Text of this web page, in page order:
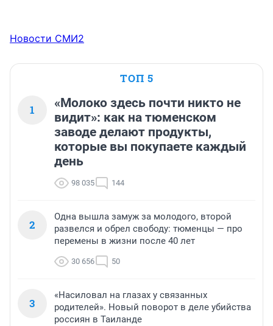
Новости СМИ2
ТОП 5
1
«Молоко здесь почти никто не
видит»: как на тюменском
заводе делают продукты,
которые вы покупаете каждый
день
98 035 144
2
Одна вышла замуж за молодого, второй
развелся и обрел свободу: тюменцы — про
перемены в жизни после 40 лет
30 656 50
3
«Насиловал на глазах у связанных
родителей». Новый поворот в деле убийства
россиян в Таиланде